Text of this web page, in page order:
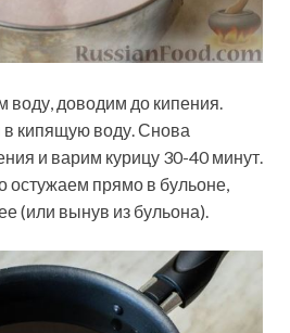
воду, доводим до кипения.
в кипящую воду. Снова
и варим курицу 30-40 минут.
остужаем прямо в бульоне,
(или вынув из бульона).